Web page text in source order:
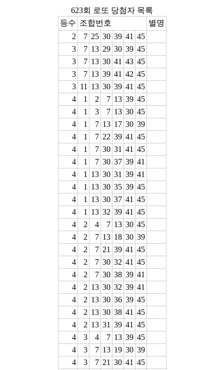
623회 로또 당첨자 목록
등수 조합번호
별명
2
7 25 30 39 41 45
3
7 13 29 30 39 45
3
7 13 30 41 43 45
3
7 13 39 41 42 45
3 11 13 30 39 41 45
4
1 2 7 13 39 45
4
1 3 7 13 30 45
4
1 7 13 17 30 39
4
1 7 22 39 41 45
4
1 7 30 31 41 45
4
1 7 30 37 39 41
4
1 13 30 31 39 41
4
1 13 30 35 39 45
4
1 13 30 37 41 45
4
1 13 32 39 41 45
4
2 4 7 13 30 45
4
2 7 13 18 30 39
4
2 7 21 39 41 45
4
2 7 30 32 41 45
4
2 7 30 38 39 41
4
2 13 30 32 39 41
4
2 13 30 36 39 45
4
2 13 30 38 41 45
4
2 13 31 39 41 45
4
3 4 7 13 39 45
4
3 7 13 19 30 39
4
3 7 21 30 41 45